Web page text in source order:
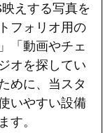
えする写真を
フォリオ用の
「動画やチェ
オを探してい
めに、当スタ
いやすい設備
す。